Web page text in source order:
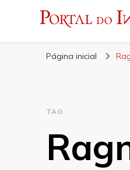
Portal
Página inicial
TAG